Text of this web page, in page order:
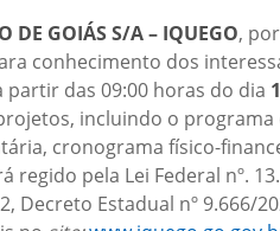
DE GOIÁS S/A – IQUEGO,
conhecimento dos
partir das 09:00 horas do dia
incluindo o
cronograma físico-
regido pela Lei Federal nº.
Decreto Estadual nº